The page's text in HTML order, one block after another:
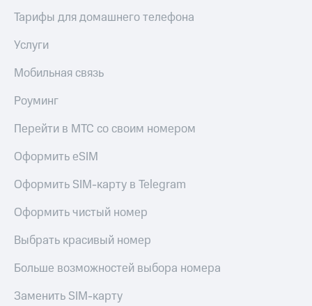
Тарифы для домашнего телефона
Услуги
Мобильная связь
Роуминг
Перейти в МТС со своим номером
Оформить eSIM
Оформить SIM-карту в Telegram
Оформить чистый номер
Выбрать красивый номер
Больше возможностей выбора номера
Заменить SIM-карту